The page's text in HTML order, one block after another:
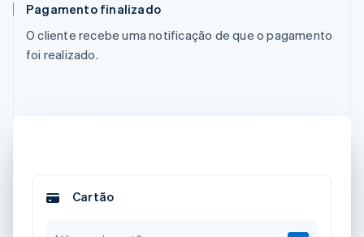
Pagamento finalizado
O cliente recebe uma notificação de que o pagamento
foi realizado.
Cartão